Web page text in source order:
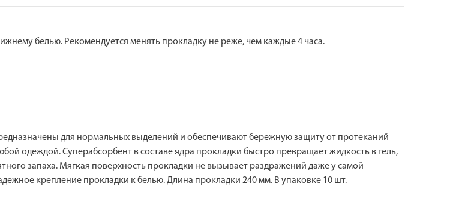
белью. Рекомендуется менять прокладку не реже, чем каждые 4 часа.
для нормальных выделений и обеспечивают бережную защиту от протеканий
одеждой. Суперабсорбент в составе ядра прокладки быстро превращает жидкость в гель,
запаха. Мягкая поверхность прокладки не вызывает раздражений даже у самой
крепление прокладки к белью. Длина прокладки 240 мм. В упаковке 10 шт.